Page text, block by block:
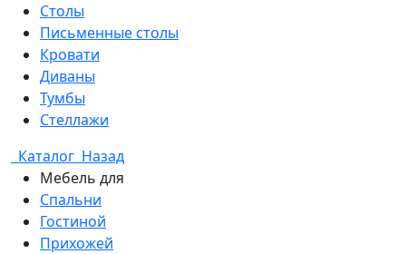
Столы
Письменные столы
Кровати
Диваны
Тумбы
Стеллажи
Каталог Назад
Мебель для
Спальни
Гостиной
Прихожей